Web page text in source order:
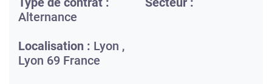
Alternance
Localisation : Lyon ,
Lyon 69 France